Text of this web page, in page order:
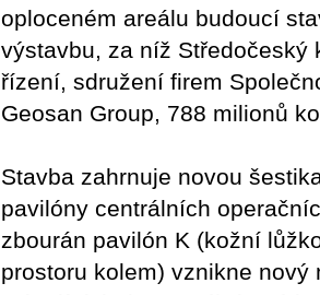
oploceném areálu budoucí
výstavbu, za níž Středočeský
řízení, sdružení firem
Geosan Group, 788 milionů
Stavba zahrnuje novou
pavilóny centrálních
zbourán pavilón K (kožní
prostoru kolem) vznikne